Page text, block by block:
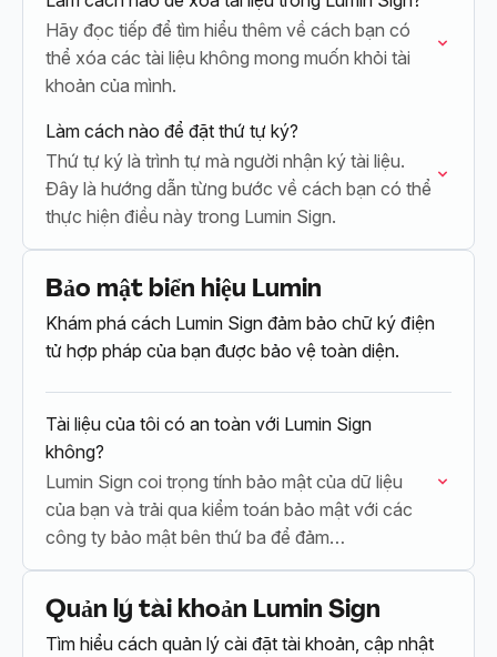
Hãy đọc tiếp để tìm hiểu thêm về cách bạn có
thể xóa các tài liệu không mong muốn khỏi tài
khoản của mình.
Làm cách nào để đặt thứ tự ký?
Thứ tự ký là trình tự mà người nhận ký tài liệu.
Đây là hướng dẫn từng bước về cách bạn có thể
thực hiện điều này trong Lumin Sign.
Bảo mật biển hiệu Lumin
Khám phá cách Lumin Sign đảm bảo chữ ký điện
tử hợp pháp của bạn được bảo vệ toàn diện.
Tài liệu của tôi có an toàn với Lumin Sign
không?
Lumin Sign coi trọng tính bảo mật của dữ liệu
của bạn và trải qua kiểm toán bảo mật với các
công ty bảo mật bên thứ ba để đảm…
Quản lý tài khoản Lumin Sign
Tìm hiểu cách quản lý cài đặt tài khoản, cập nhật